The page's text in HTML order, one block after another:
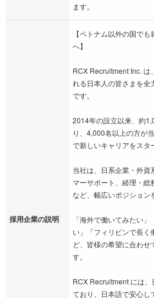
ます。
採用企業の説明
【ベトナム以外の国で
へ】
RCX Recruitment Inc. は
れる日本人の皆さまを全
です。
2014年の設立以来、約
り、4,000名以上の方が
で新しいキャリアをスタ
当社は、日系企業・外資
マーサポート、経理・総
など、幅広いポジション
「海外で働いてみたい
い」「フィリピンで長く
ど、皆様の希望に合わせ
す。
RCX Recruitment には
ており、日本語で安心し